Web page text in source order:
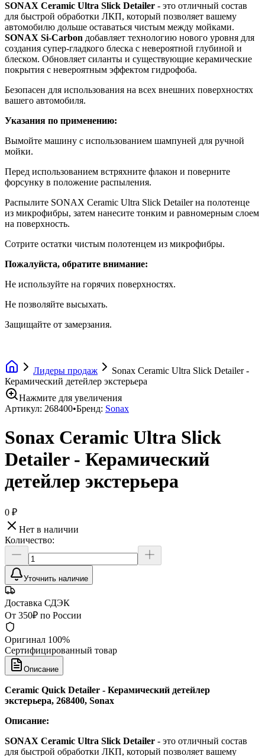
SONAX Ceramic Ultra Slick Detailer - это отличный состав
для быстрой обработки ЛКП, который позволяет вашему
автомобилю дольше оставаться чистым между мойками.
SONAX Si-Carbon добавляет технологию нового уровня для
создания супер-гладкого блеска с невероятной глубиной и
блеском. Обновляет силанты и существующие керамические
покрытия с невероятным эффектом гидрофоба.
Безопасен для использования на всех внешних поверхностях
вашего автомобиля.
Указания по применению:
Вымойте машину с использованием шампуней для ручной
мойки.
Перед использованием встряхните флакон и поверните
форсунку в положение распыления.
Распылите SONAX Ceramic Ultra Slick Detailer на полотенце
из микрофибры, затем нанесите тонким и равномерным слоем
на поверхность.
Сотрите остатки чистым полотенцем из микрофибры.
Пожалуйста, обратите внимание:
Не используйте на горячих поверхностях.
Не позволяйте высыхать.
Защищайте от замерзания.
Лидеры продаж
Sonax Ceramic Ultra Slick Detailer -
Керамический детейлер экстерьера
Нажмите для увеличения
Артикул: 268400•Бренд: Sonax
Sonax Ceramic Ultra Slick
Detailer - Керамический
детейлер экстерьера
0 ₽
Нет в наличии
Количество:
Уточнить наличие
Доставка СДЭК
От 350₽ по России
Оригинал 100%
Сертифицированный товар
Описание
Ceramic Quick Detailer - Керамический детейлер
экстерьера, 268400, Sonax
Описание:
SONAX Ceramic Ultra Slick Detailer - это отличный состав
для быстрой обработки ЛКП, который позволяет вашему